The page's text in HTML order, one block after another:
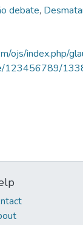
debate,
ojs/index.php/
123456789/